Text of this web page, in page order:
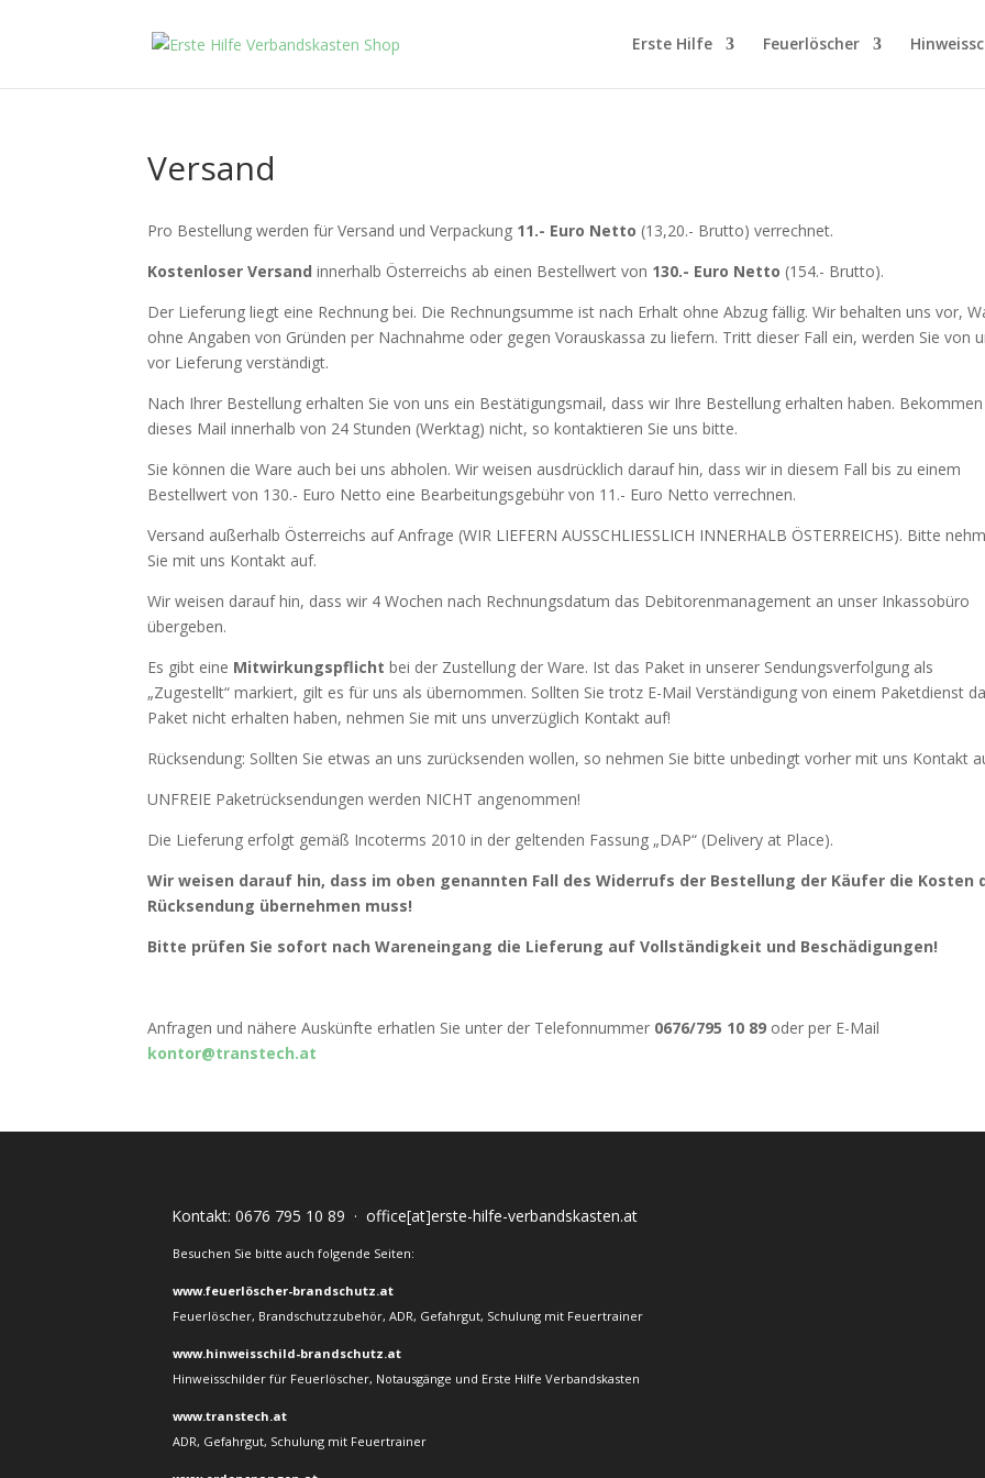
Erste Hilfe Feuerlöscher
Versand
Pro Bestellung werden für Versand und Verpackung 11.- Euro Netto (13,20.- Brutto) verrechnet.
Kostenloser Versand innerhalb Österreichs ab einen Bestellwert von 130.- Euro Netto (154.- Brutto).
Der Lieferung liegt eine Rechnung bei. Die Rechnungsumme ist nach Erhalt ohne Abzug fällig. Wir behalten uns vor,
ohne Angaben von Gründen per Nachnahme oder gegen Vorauskassa zu liefern. Tritt dieser Fall ein, werden Sie von
vor Lieferung verständigt.
Nach Ihrer Bestellung erhalten Sie von uns ein Bestätigungsmail, dass wir Ihre Bestellung erhalten haben. Bekommen
dieses Mail innerhalb von 24 Stunden (Werktag) nicht, so kontaktieren Sie uns bitte.
Sie können die Ware auch bei uns abholen. Wir weisen ausdrücklich darauf hin, dass wir in diesem Fall bis zu einem
Bestellwert von 130.- Euro Netto eine Bearbeitungsgebühr von 11.- Euro Netto verrechnen.
Versand außerhalb Österreichs auf Anfrage (WIR LIEFERN AUSSCHLIESSLICH INNERHALB ÖSTERREICHS). Bitte
Sie mit uns Kontakt auf.
Wir weisen darauf hin, dass wir 4 Wochen nach Rechnungsdatum das Debitorenmanagement an unser Inkassobüro
übergeben.
Es gibt eine Mitwirkungspflicht bei der Zustellung der Ware. Ist das Paket in unserer Sendungsverfolgung als
„Zugestellt“ markiert, gilt es für uns als übernommen. Sollten Sie trotz E-Mail Verständigung von einem Paketdienst
Paket nicht erhalten haben, nehmen Sie mit uns unverzüglich Kontakt auf!
Rücksendung: Sollten Sie etwas an uns zurücksenden wollen, so nehmen Sie bitte unbedingt vorher mit uns Kontakt
UNFREIE Paketrücksendungen werden NICHT angenommen!
Die Lieferung erfolgt gemäß Incoterms 2010 in der geltenden Fassung „DAP“ (Delivery at Place).
Wir weisen darauf hin, dass im oben genannten Fall des Widerrufs der Bestellung der Käufer die Kosten
Rücksendung übernehmen muss!
Bitte prüfen Sie sofort nachWareneingang die Lieferung auf Vollständigkeit und Beschädigungen!
Anfragen und nähere Auskünfte erhatlen Sie unter der Telefonnummer 0676/795 10 89 oder per E-Mail
kontor@transtech.at
Kontakt:0676 795 10 89 ·office[at]erste-hilfe-verbandskasten.at
Besuchen Sie bitte auch folgende Seiten:
www.feuerlöscher-brandschutz.at
Feuerlöscher, Brandschutzzubehör, ADR, Gefahrgut, Schulung mit Feuertrainer
www.hinweisschild-brandschutz.at
Hinweisschilder für Feuerlöscher, Notausgänge und Erste Hilfe Verbandskasten
www.transtech.at
ADR, Gefahrgut, Schulung mit Feuertrainer